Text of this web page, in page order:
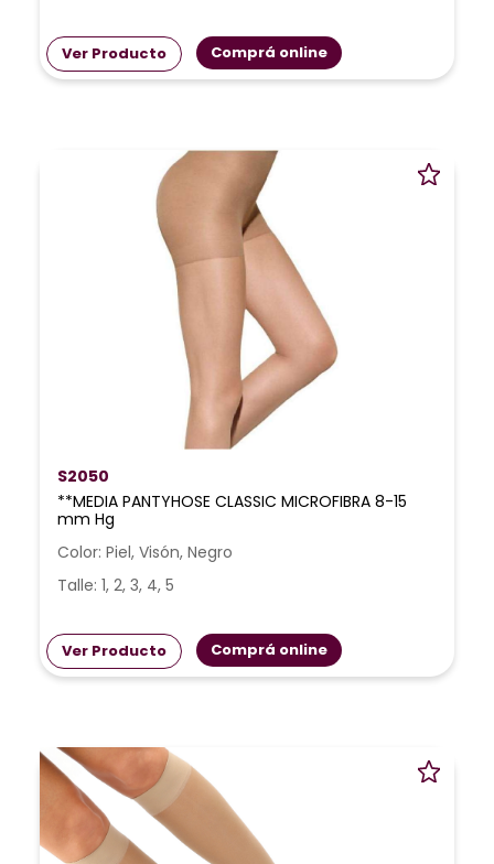
Ver Producto Comprá online
S2050
**MEDIA PANTYHOSE CLASSIC MICROFIBRA 8-15
mm Hg
Color: Piel, Visón, Negro
Talle: 1, 2, 3, 4, 5
Ver Producto Comprá online